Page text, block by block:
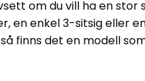
om du vill ha en stor
en enkel 3-sitsig eller
finns det en modell